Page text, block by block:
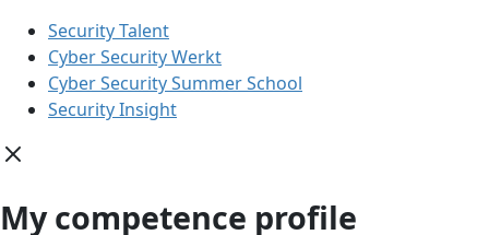
Security Talent
Cyber Security Werkt
Cyber Security Summer School
Security Insight
My competence profile